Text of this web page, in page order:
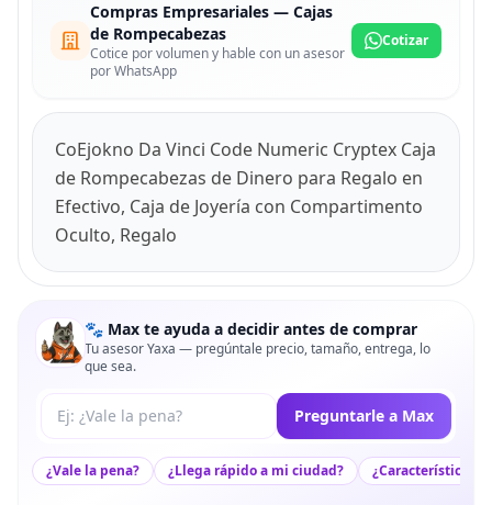
Compras Empresariales — Cajas
de Rompecabezas
Cotice por volumen y hable con un asesor
por WhatsApp
Cotizar
CoEjokno Da Vinci Code Numeric Cryptex Caja
de Rompecabezas de Dinero para Regalo en
Efectivo, Caja de Joyería con Compartimento
Oculto, Regalo
🐾 Max te ayuda a decidir antes de comprar
Tu asesor Yaxa — pregúntale precio, tamaño, entrega, lo
que sea.
Tu pregunta a Max Preguntarle a Max
¿Vale la pena? ¿Llega rápido a mi ciudad? ¿Características